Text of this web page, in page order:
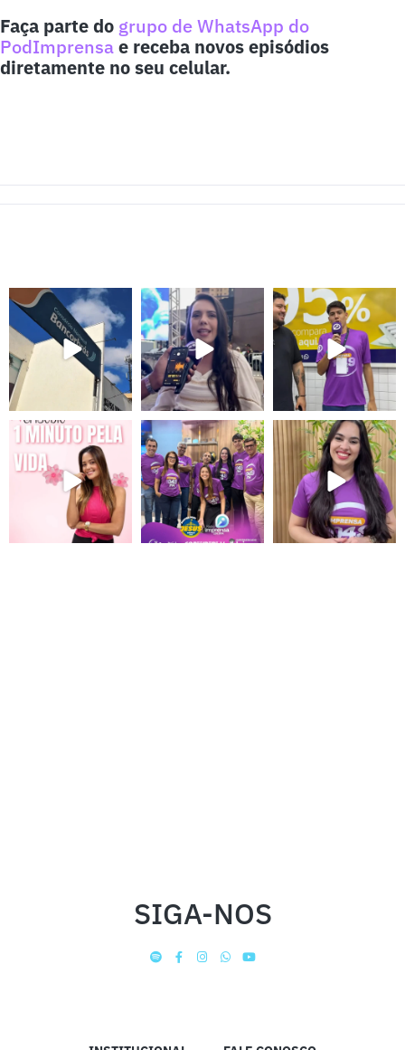
Faça parte do grupo de WhatsApp do
PodImprensae receba novos episódios
diretamente no seu celular.
SIGA-NOS